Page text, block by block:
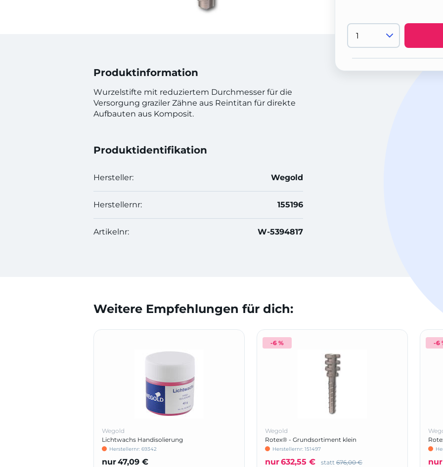
Produktinformation
Wurzelstifte mit reduziertem Durchmesser für die
Versorgung graziler Zähne aus Reintitan für direkte
Aufbauten aus Komposit.
Produktidentifikation
Hersteller: Wegold
Herstellernr: 155196
Artikelnr: W-5394817
Weitere Empfehlungen für dich:
Wegold
Lichtwachs Handisolierung
Herstellernr: 69342
nur47,09 €
-6 %
Wegold
Rotex® - Grundsortiment klein
Herstellernr: 151497
nur632,55 € statt 676,00 €
-6
nur